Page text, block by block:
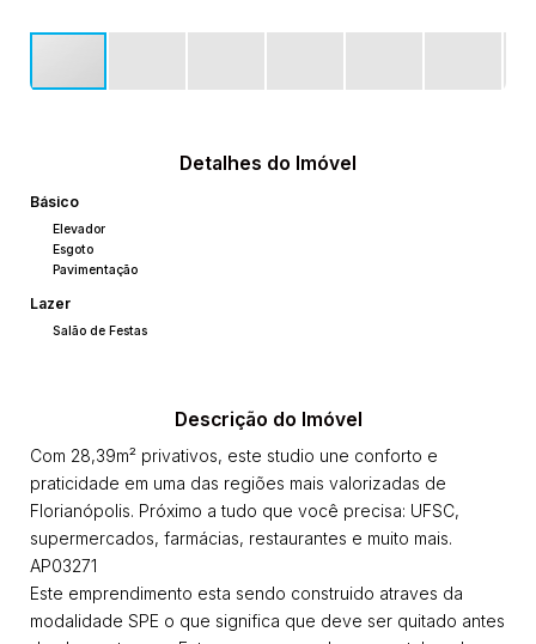
Detalhes do Imóvel
Básico
Elevador
Esgoto
Pavimentação
Lazer
Salão de Festas
Descrição do Imóvel
Com 28,39m² privativos, este studio une conforto e
praticidade em uma das regiões mais valorizadas de
Florianópolis. Próximo a tudo que você precisa: UFSC,
supermercados, farmácias, restaurantes e muito mais.
AP03271
Este emprendimento esta sendo construido atraves da
modalidade SPE o que significa que deve ser quitado antes